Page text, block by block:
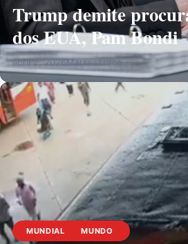
Trump demite
dos EUA, Pam Bondi
abril 2, 2026Marsescritor
MUNDIAL MUNDO